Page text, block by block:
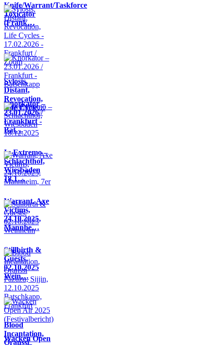
Knife/Warrant/Taskforce
Toxicator
(Frank…
Sylosis,
Distant,
Revocation,
Life Cycle…
Knorkator –
23.01.2026 /
Frankfurt -
Bat…
In Extremo –
Schlachthof,
Wiesbaden
18.1…
Warrant, Axe
Victims,
24.10.2025,
Mannhe…
Stillbirth &
Guests,
02.10.2025
Wein…
Blood
Incantation,
Oranssi
Wacken Open